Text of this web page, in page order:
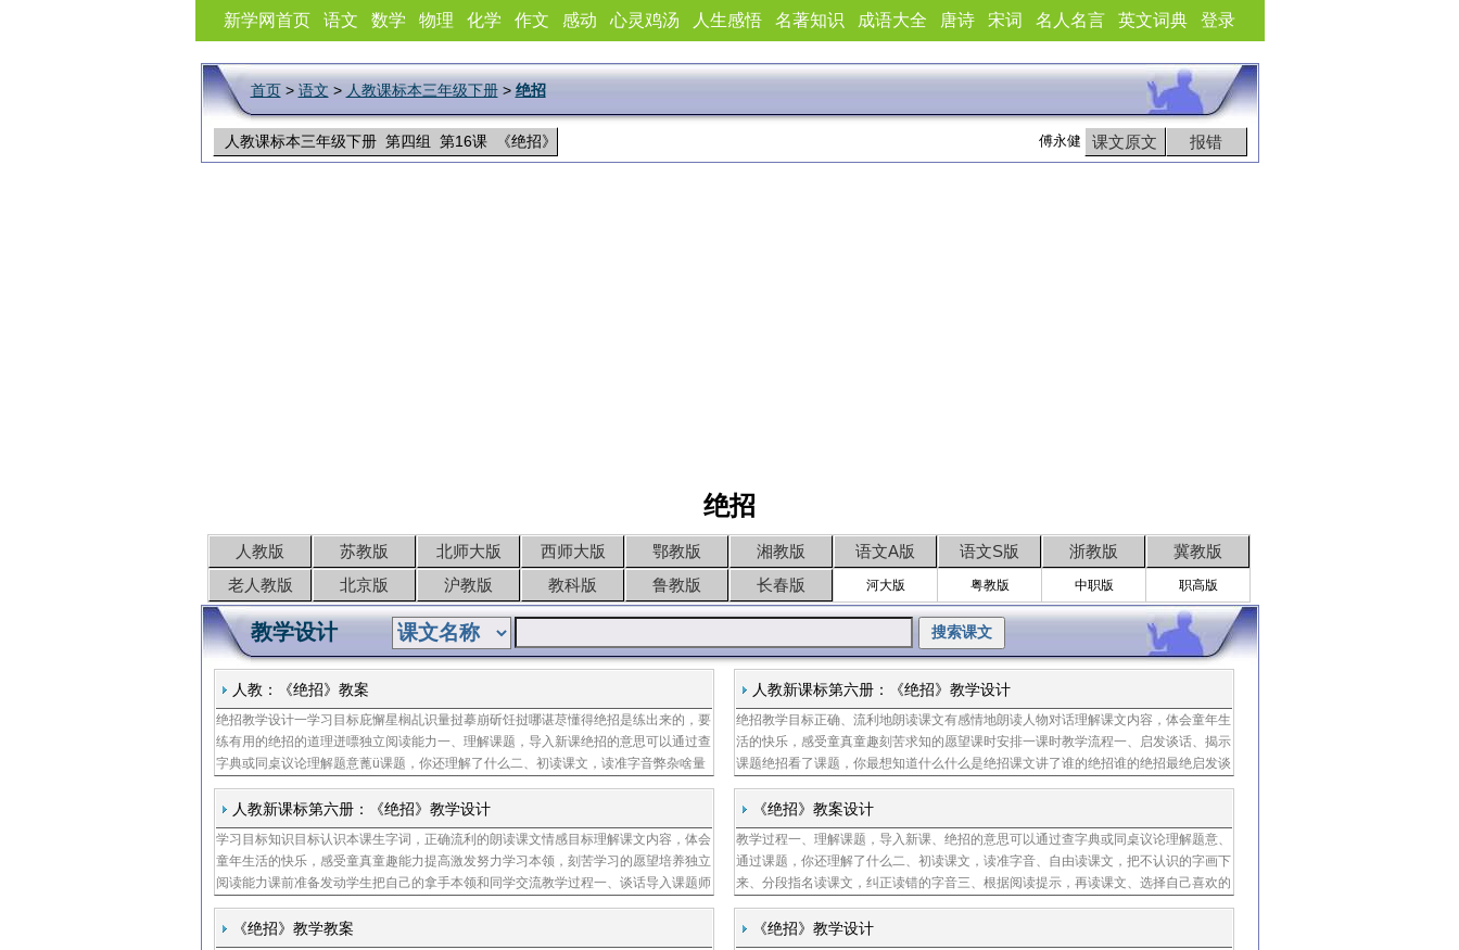
新学网首页 语文 数学 物理 化学 作文 感动 心灵鸡汤 人生感悟 名著知识 成语大全 唐诗 宋词 名人名言 英文词典 登录
首页> 语文 > 人教课标本三年级下册> 绝招
人教课标本三年级下册 第四组 第16课 《绝招》 报错
课文原文
傅永健
绝招
人教版 苏教版 北师大版 西师大版 鄂教版 湘教版 语文A版 语文S版 浙教版
冀教版
老人教版
北京版 沪教版 教科版 鲁教版 长春版 河大版 粤教版 中职版 职高版
教学设计
人教：《绝招》教案
绝招教学设计一学习目标庇懈星榈乩识量挝摹崩斫饪挝哪谌荩懂得绝招是练出来的，要
练有用的绝招的道理迸嘌独立阅读能力一、理解课题，导入新课绝招的意思可以通过查
字典或同桌议论理解题意蓖ü课题，你还理解了什么二、初读课文，读准字音弊杂啥量
挝模把不认识的字画下来狈侄沃该读课文，纠正读错的字音三、根据阅读提示，再读课
文毖≡褡
人教新课标第六册：《绝招》教学设计
绝招教学目标正确、流利地朗读课文有感情地朗读人物对话理解课文内容，体会童年生
活的快乐，感受童真童趣刻苦求知的愿望课时安排一课时教学流程一、启发谈话、揭示
课题绝招看了课题，你最想知道什么什么是绝招课文讲了谁的绝招谁的绝招最绝启发谈
话这篇课文讲的是几个小伙伴之间发生的故事主人公小柱子和小伙伴比本领，没能取得
好成绩，
人教新课标第六册：《绝招》教学设计
学习目标知识目标认识本课生字词，正确流利的朗读课文情感目标理解课文内容，体会
童年生活的快乐，感受童真童趣能力提高激发努力学习本领，刻苦学习的愿望培养独立
阅读能力课前准备发动学生把自己的拿手本领和同学交流教学过程一、谈话导入课题师
你们都喜欢看动画片吗喜欢谁啊他有什么本领呀生我喜欢，他有师同学们，这些都是他
们的绝招
《绝招》教案设计
教学过程一、理解课题，导入新课、绝招的意思可以通过查字典或同桌议论理解题意、
通过课题，你还理解了什么二、初读课文，读准字音、自由读课文，把不认识的字画下
来、分段指名读课文，纠正读错的字音三、根据阅读提示，再读课文、选择自己喜欢的
方式，读课文、小组讨论课文主要讲了一件什么事几个孩子都比赛了哪些绝招你最佩服
谁的绝招
《绝招》教学教案 《绝招》教学设计